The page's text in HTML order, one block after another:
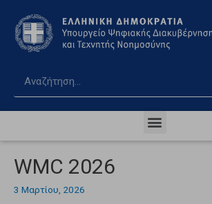
WMC 2026
3 Μαρτίου, 2026